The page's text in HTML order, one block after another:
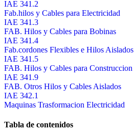
IAE 341.2
Fab.hilos y Cables para Electricidad
IAE 341.3
FAB. Hilos y Cables para Bobinas
IAE 341.4
Fab.cordones Flexibles e Hilos Aislados
IAE 341.5
FAB. Hilos y Cables para Construccion
IAE 341.9
FAB. Otros Hilos y Cables Aislados
IAE 342.1
Maquinas Trasformacion Electricidad
Tabla de contenidos